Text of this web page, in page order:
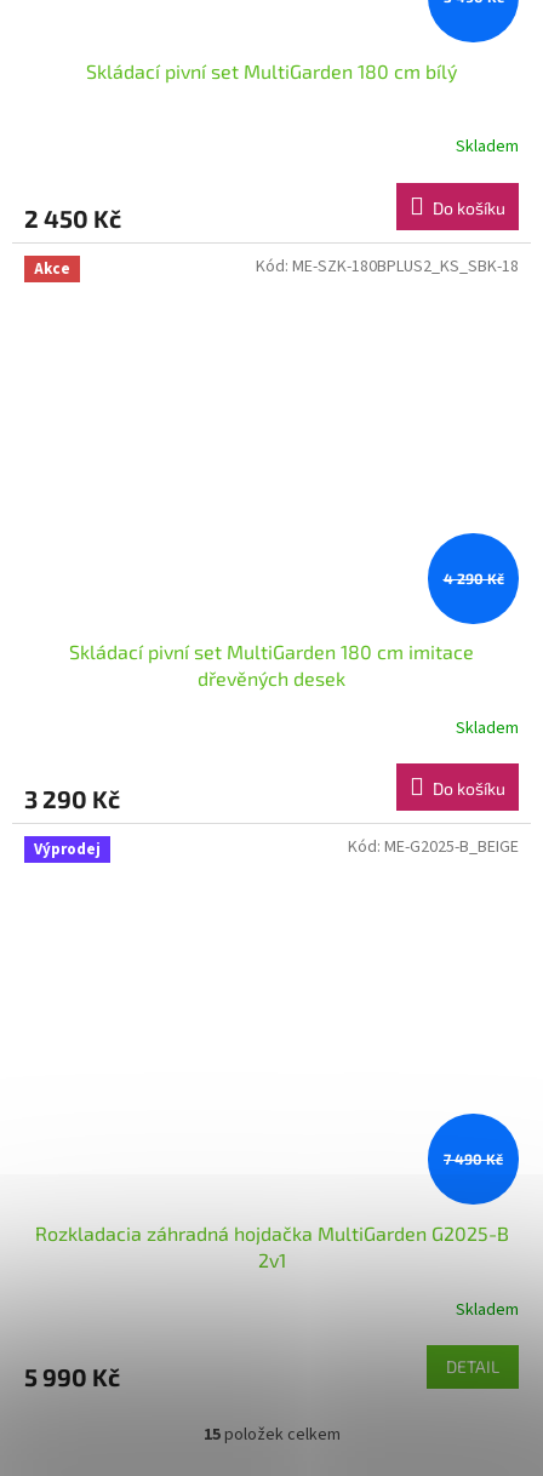
Skládací pivní set MultiGarden 180 cm bílý
Skladem
2 450 Kč Do košíku
Akce
4 290 Kč
Skládací pivní set MultiGarden 180 cm imitace
dřevěných desek
Skladem
3 290 Kč Do košíku
Kód: ME-SZK-180BPLUS2_KS_SBK-18
Výprodej
7 490 Kč
Rozkladacia záhradná hojdačka MultiGarden G2025-B
2v1
Skladem
5 990 Kč DETAIL
Kód: ME-G2025-B_BEIGE
O
15položek celkem